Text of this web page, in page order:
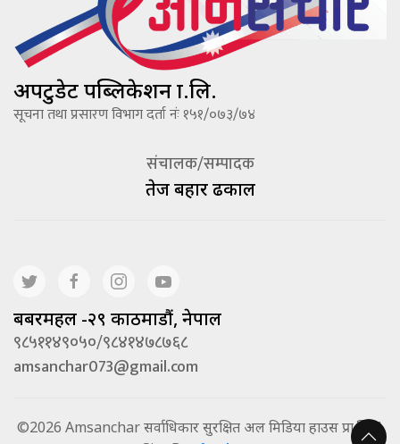
अपटुडेट पब्लिकेशन प्रा.लि.
सूचना तथा प्रसारण विभाग दर्ता नंः १५१/०७३/७४
संचालक/सम्पादक
तेज बहादूर ढकाल
बबरमहल -२९ काठमाडौं, नेपाल
९८५११४९०५०/९८४१४७८७६८
amsanchar073@gmail.com
©2026 Amsanchar सर्वाधिकार सुरक्षित अल मिडिया हाउस प्रा.लि. |